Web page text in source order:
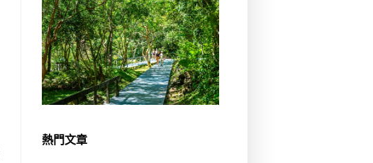
熱門文章